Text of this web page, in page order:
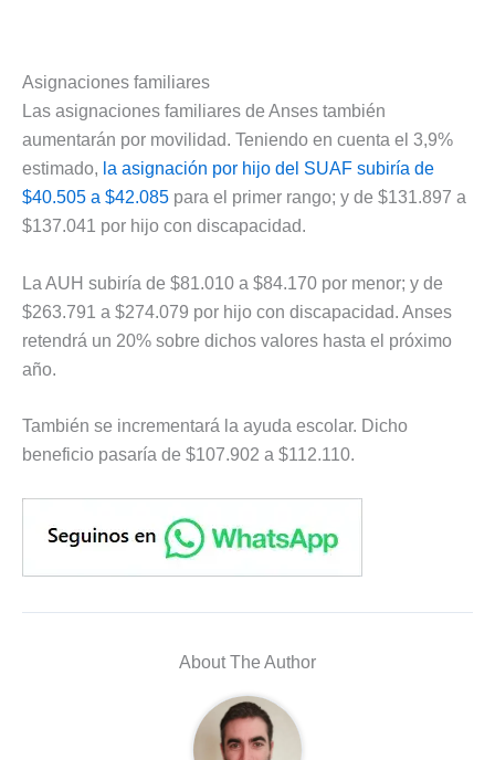
Asignaciones familiares
Las asignaciones familiares de Anses también
aumentarán por movilidad. Teniendo en cuenta el 3,9%
estimado, la asignación por hijo del SUAF subiría de
$40.505 a $42.085 para el primer rango; y de $131.897 a
$137.041 por hijo con discapacidad.
La AUH subiría de $81.010 a $84.170 por menor; y de
$263.791 a $274.079 por hijo con discapacidad. Anses
retendrá un 20% sobre dichos valores hasta el próximo
año.
También se incrementará la ayuda escolar. Dicho
beneficio pasaría de $107.902 a $112.110.
About The Author